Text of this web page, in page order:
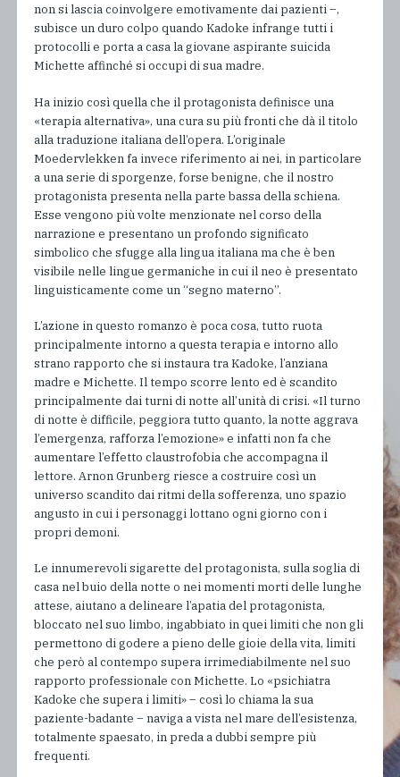
non si lascia coinvolgere emotivamente dai pazienti –,
subisce un duro colpo quando Kadoke infrange tutti i
protocolli e porta a casa la giovane aspirante suicida
Michette affinché si occupi di sua madre.
Ha inizio così quella che il protagonista definisce una
«terapia alternativa», una cura su più fronti che dà il titolo
alla traduzione italiana dell’opera. L’originale
Moedervlekken fa invece riferimento ai nei, in particolare
a una serie di sporgenze, forse benigne, che il nostro
protagonista presenta nella parte bassa della schiena.
Esse vengono più volte menzionate nel corso della
narrazione e presentano un profondo significato
simbolico che sfugge alla lingua italiana ma che è ben
visibile nelle lingue germaniche in cui il neo è presentato
linguisticamente come un “segno materno”.
L’azione in questo romanzo è poca cosa, tutto ruota
principalmente intorno a questa terapia e intorno allo
strano rapporto che si instaura tra Kadoke, l’anziana
madre e Michette. Il tempo scorre lento ed è scandito
principalmente dai turni di notte all’unità di crisi. «Il turno
di notte è difficile, peggiora tutto quanto, la notte aggrava
l’emergenza, rafforza l’emozione» e infatti non fa che
aumentare l’effetto claustrofobia che accompagna il
lettore. Arnon Grunberg riesce a costruire così un
universo scandito dai ritmi della sofferenza, uno spazio
angusto in cui i personaggi lottano ogni giorno con i
propri demoni.
Le innumerevoli sigarette del protagonista, sulla soglia di
casa nel buio della notte o nei momenti morti delle lunghe
attese, aiutano a delineare l’apatia del protagonista,
bloccato nel suo limbo, ingabbiato in quei limiti che non gli
permettono di godere a pieno delle gioie della vita, limiti
che però al contempo supera irrimediabilmente nel suo
rapporto professionale con Michette. Lo «psichiatra
Kadoke che supera i limiti» – così lo chiama la sua
paziente-badante – naviga a vista nel mare dell’esistenza,
totalmente spaesato, in preda a dubbi sempre più
frequenti.